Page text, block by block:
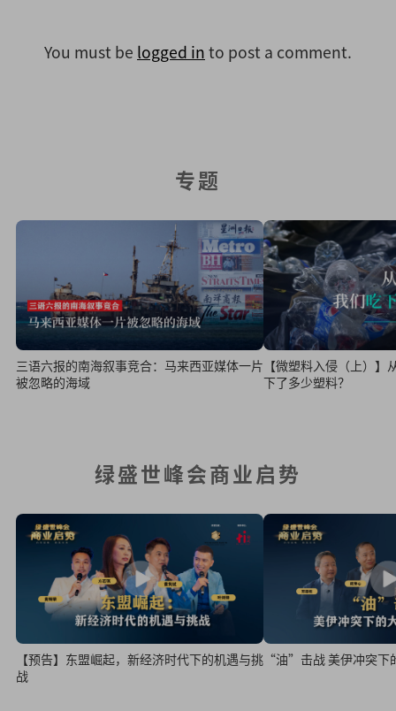
You must be logged in to post a comment.
专题
三语六报的南海叙事竞合：马来西亚媒体一片
被忽略的海域
【微塑料入侵（上）
下了多少塑料？
绿盛世峰会商业启势
【预告】东盟崛起，新经济时代下的机遇与挑
战
“油”击战 美伊冲突下